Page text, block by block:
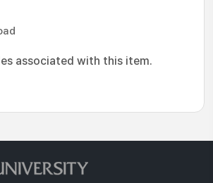
associated with this item.